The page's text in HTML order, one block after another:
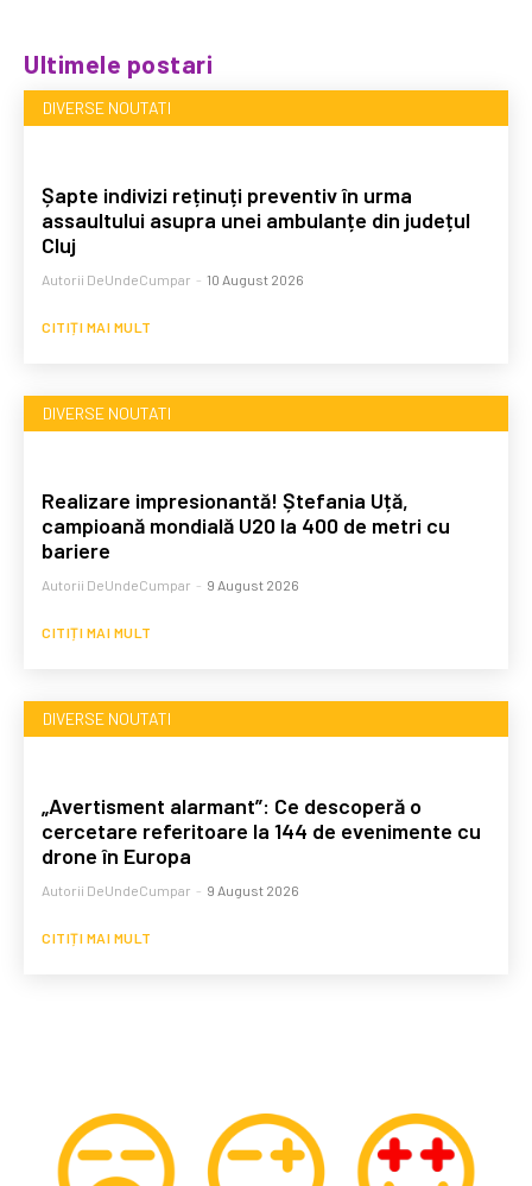
Ultimele postari
DIVERSE NOUTATI
Șapte indivizi reținuți preventiv în urma
assaultului asupra unei ambulanțe din județul
Cluj
Autorii DeUndeCumpar - 10 August 2026
CITIȚI MAI MULT
DIVERSE NOUTATI
Realizare impresionantă! Ștefania Uță,
campioană mondială U20 la 400 de metri cu
bariere
Autorii DeUndeCumpar - 9 August 2026
CITIȚI MAI MULT
DIVERSE NOUTATI
„Avertisment alarmant”: Ce descoperă o
cercetare referitoare la 144 de evenimente cu
drone în Europa
Autorii DeUndeCumpar - 9 August 2026
CITIȚI MAI MULT